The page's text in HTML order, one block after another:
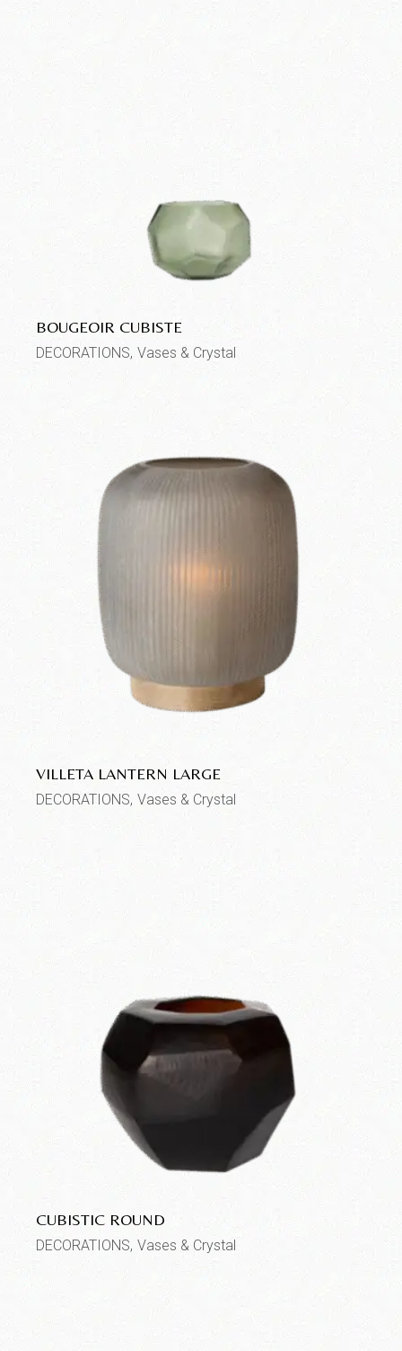
BOUGEOIR CUBISTE
DECORATIONS Vases & Crystal
VILLETA LANTERN LARGE
DECORATIONS Vases & Crystal
CUBISTIC ROUND
DECORATIONS Vases & Crystal